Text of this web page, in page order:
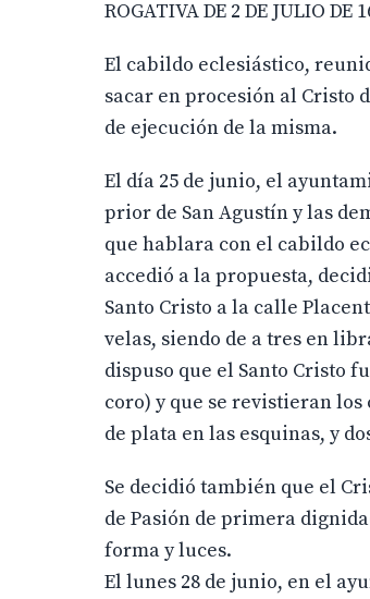
ROGATIVA DE 2 DE JULIO DE
El cabildo eclesiástico,
sacar en procesión al Cristo
de ejecución de la misma.
El día 25 de junio, el
prior de San Agustín y las
que hablara con el cabildo
accedió a la propuesta,
Santo Cristo a la calle
velas, siendo de a tres en
dispuso que el Santo Cristo
coro) y que se revistieran
de plata en las esquinas, y
Se decidió también que el
de Pasión de primera
forma y luces.
El lunes 28 de junio, en el